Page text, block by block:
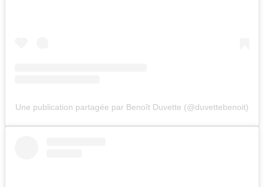
Une publication partagée par Benoît Duvette (@duvettebenoit)